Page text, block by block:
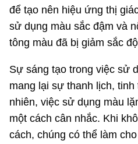
để tạo nên hiệu ứng thị
sử dụng màu sắc đậm và
tông màu đã bị giảm sắc
Sự sáng tạo trong việc sử
mang lại sự thanh lịch,
nhiên, việc sử dụng màu
một cách cân nhắc. Khi
cách, chúng có thể làm